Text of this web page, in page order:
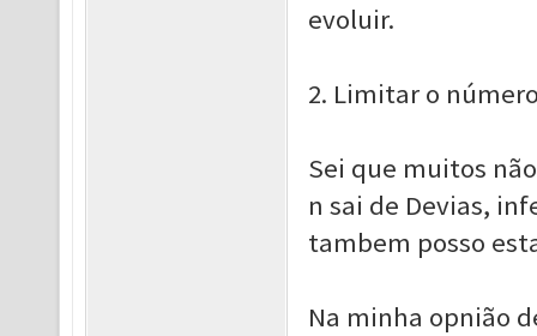
evoluir.
2. Limitar o
Sei que muitos
n sai de Devias,
tambem posso
Na minha opnião